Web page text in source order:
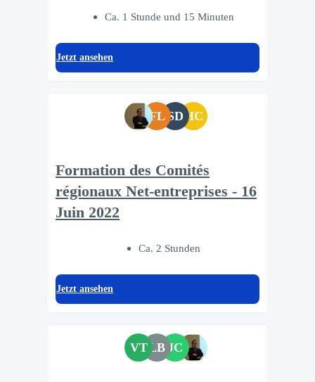
Ca. 1 Stunde und 15 Minuten
Jetzt ansehen
FL SD HC
Formation des Comités
régionaux Net-entreprises - 16
Juin 2022
Ca. 2 Stunden
Jetzt ansehen
VT LB JC